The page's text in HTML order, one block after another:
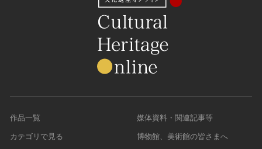
作品一覧
カテゴリで見る
媒体資料・関連記事等
博物館、美術館の皆さまへ